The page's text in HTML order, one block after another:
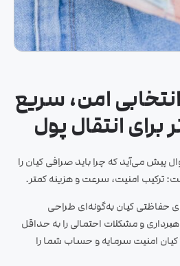
امن، سریع
برای انتقال پول
پیش می‌آید که چرا باید صرافی کیان را
ترکیب امنیت، سرعت و هزینه کمتر.
حفاظتی کیان به‌گونه‌ای طراحی
و مشکلات احتمالی را به حداقل
امنیت سرمایه و حساب شما را